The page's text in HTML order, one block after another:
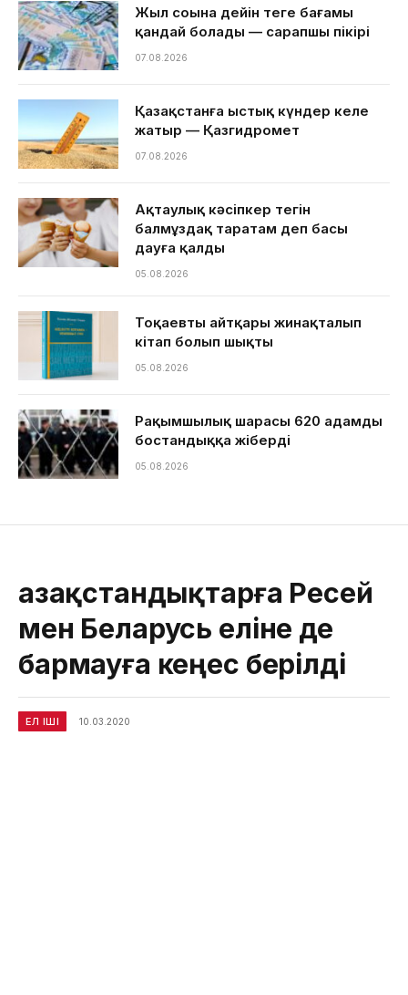
Жыл соңына дейін теңге бағамы
қандай болады — сарапшы пікірі
07.08.2026
Қазақстанға ыстық күндер келе
жатыр — Қазгидромет
07.08.2026
Ақтаулық кәсіпкер тегін
балмұздақ таратам деп басы
дауға қалды
05.08.2026
Тоқаевтың айтқары жинақталып
кітап болып шықты
05.08.2026
Рақымшылық шарасы 620 адамды
бостандыққа жіберді
05.08.2026
Қазақстандықтарға Ресей
мен Беларусь еліне де
бармауға кеңес берілді
ЕЛ ІШІ 10.03.2020